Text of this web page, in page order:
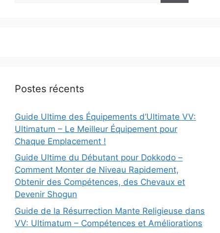
Postes récents
Guide Ultime des Équipements d’Ultimate VV:
Ultimatum – Le Meilleur Équipement pour
Chaque Emplacement !
Guide Ultime du Débutant pour Dokkodo –
Comment Monter de Niveau Rapidement,
Obtenir des Compétences, des Chevaux et
Devenir Shogun
Guide de la Résurrection Mante Religieuse dans
VV: Ultimatum – Compétences et Améliorations